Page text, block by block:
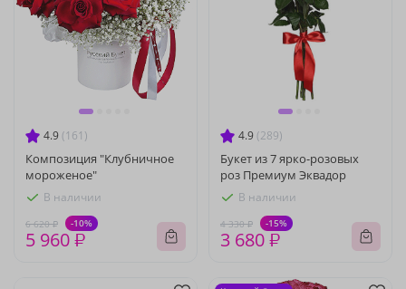
4.9 (161)
Композиция "Клубничное
мороженое"
В наличии
6 620 ₽ -10%
5 960 ₽
4.9 (289)
Букет из 7 ярко-розовых
роз Премиум Эквадор
В наличии
4 330 ₽ -15%
3 680 ₽